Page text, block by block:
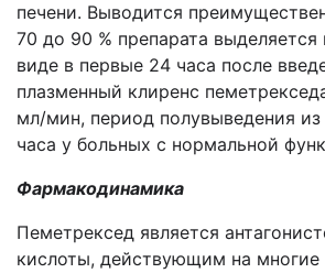
печени. Выводится
70 до 90 % препарата
виде в первые 24 часа после
плазменный клиренс
мл/мин, период полувыведения
часа у больных с нормальной
Фармакодинамика
Пеметрексед является
кислоты, действующим на